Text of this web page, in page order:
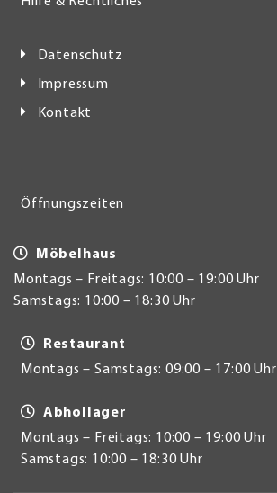
Datenschutz
Impressum
Kontakt
Öffnungszeiten
Möbelhaus
Montags – Freitags: 10:00 – 19:00 Uhr
Samstags: 10:00 – 18:30 Uhr
Restaurant
Montags – Samstags: 09:00 – 17:00 Uhr
Abhollager
Montags – Freitags: 10:00 – 19:00 Uhr
Samstags: 10:00 – 18:30 Uhr